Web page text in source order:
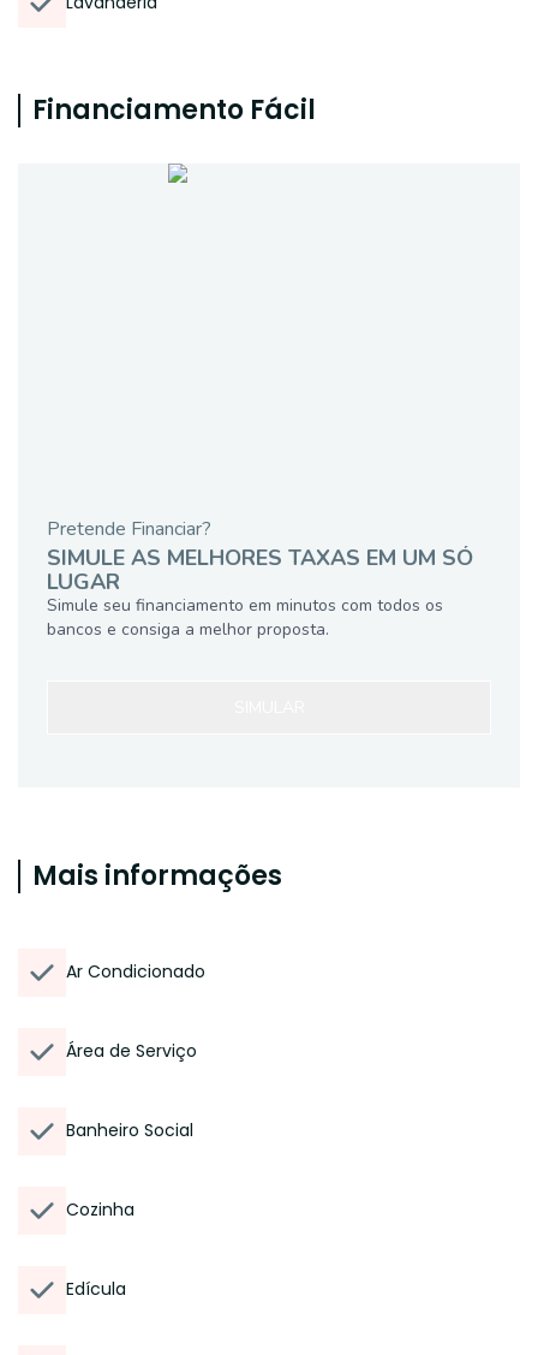
Financiamento Fácil
Pretende Financiar?
SIMULE AS MELHORES TAXAS EM UM SÓ
LUGAR
Simule seu financiamento em minutos com todos os
bancos e consiga a melhor proposta.
Mais informações
Ar Condicionado
Área de Serviço
Banheiro Social
Cozinha
Edícula